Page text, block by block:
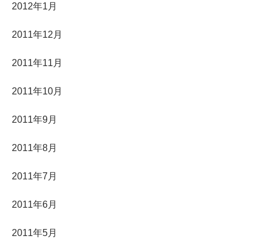
2012年1月
2011年12月
2011年11月
2011年10月
2011年9月
2011年8月
2011年7月
2011年6月
2011年5月